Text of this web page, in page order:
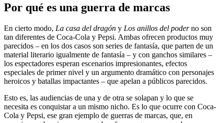
Por qué es una guerra de marcas
En cierto modo, La casa del dragón y Los anillos del poderno son
tan diferentes de Coca-Cola y Pepsi. Ambas ofrecen productos muy
parecidos – en los dos casos son series de fantasía, que parten de un
material literario igualmente de fantasía – y con ganchos similares –
los espectadores esperan escenarios impresionantes, efectos
especiales de primer nivel y un argumento dramático con personajes
heroicos y batallas impactantes – que apelan a públicos parecidos.
Esto es, las audiencias de una y de otra se solapan y lo que se
necesita es conquistar a un mismo nicho. Es lo que ocurre con Coca-
Cola y Pepsi, ese gran ejemplo de guerras de marcas, que, en